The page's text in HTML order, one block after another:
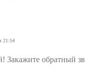
21:54
Закажите обратный